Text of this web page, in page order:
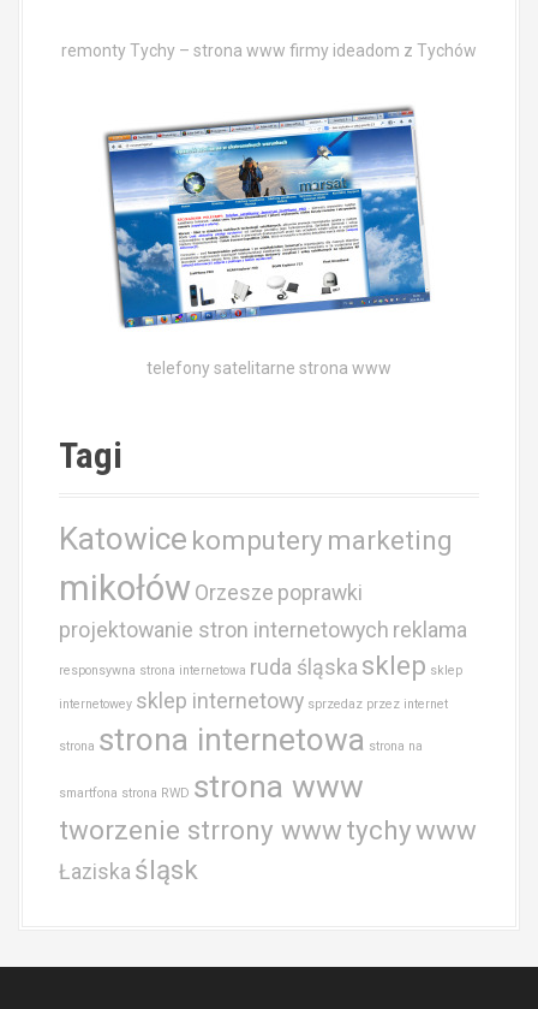
remonty Tychy – strona www firmy ideadom z Tychów
telefony satelitarne strona www
Tagi
Katowice komputery marketing
mikołów Orzesze poprawki
projektowanie stron internetowych reklama
responsywna strona internetowa ruda śląska sklep sklep
internetowey sklep internetowy sprzedaz przez internet
strona strona internetowa strona na
smartfona strona RWD strona www
tworzenie strrony wwwtychywww
Łaziska śląsk